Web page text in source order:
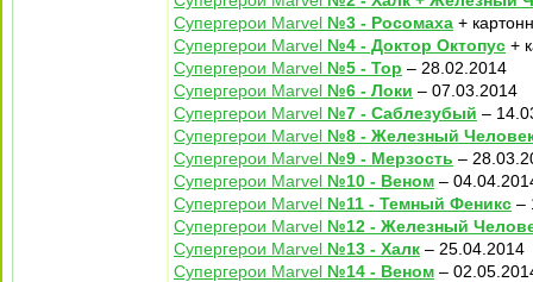
Супергерои Marvel №3 - Росомаха +
Супергерои Marvel №4 - Доктор Октопус +
Супергерои Marvel №5 - Тор – 28.02.2014
Супергерои Marvel №6 - Локи – 07.03.2014
Супергерои Marvel №7 - Саблезубый –
Супергерои Marvel №8 - Железный
Супергерои Marvel №9 - Мерзость –
Супергерои Marvel №10 - Веном –
Супергерои Marvel №11 - Темный Феникс –
Супергерои Marvel №12 - Железный
Супергерои Marvel №13 - Халк – 25.04.2014
Супергерои Marvel №14 - Веном –